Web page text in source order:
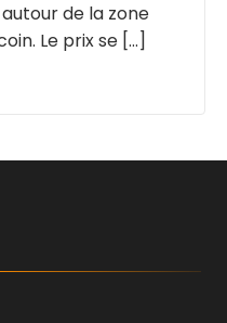
de la zone
Le prix se [...]